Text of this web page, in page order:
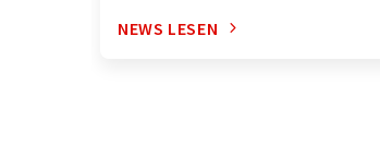
NEWS LESEN